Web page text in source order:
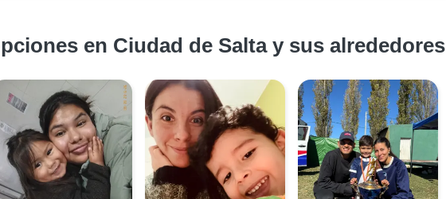
en Ciudad de Salta y sus alrededores